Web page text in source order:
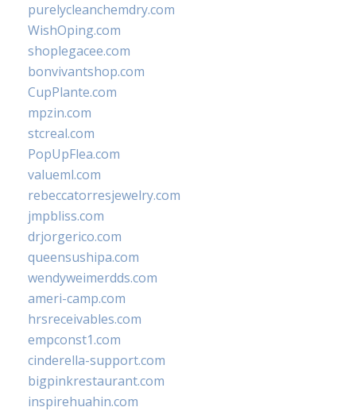
purelycleanchemdry.com
WishOping.com
shoplegacee.com
bonvivantshop.com
CupPlante.com
mpzin.com
stcreal.com
PopUpFlea.com
valueml.com
rebeccatorresjewelry.com
jmpbliss.com
drjorgerico.com
queensushipa.com
wendyweimerdds.com
ameri-camp.com
hrsreceivables.com
empconst1.com
cinderella-support.com
bigpinkrestaurant.com
inspirehuahin.com